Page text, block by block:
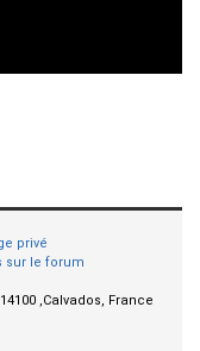
privé
sur le forum
,Calvados, France